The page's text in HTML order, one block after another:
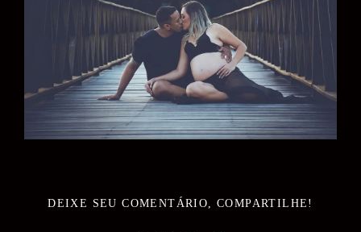
DEIXE SEU COMENTÁRIO, COMPARTILHE!